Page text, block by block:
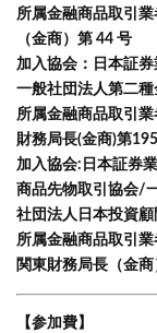
所属金融商品取引
（金商）第 44 号
加入協会：日本証
一般社団法人第二
所属金融商品取引
財務局長(金商)第
加入協会:日本証券
商品先物取引協会/
社団法人日本投資
所属金融商品取引
関東財務局長（金
【参加費】